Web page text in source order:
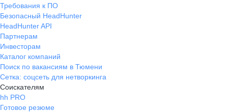
Требования к ПО
Безопасный HeadHunter
HeadHunter API
Партнерам
Инвесторам
Каталог компаний
Поиск по вакансиям в Тюмени
Сетка: соцсеть для нетворкинга
Соискателям
hh PRO
Готовое резюме